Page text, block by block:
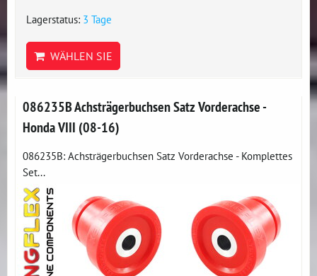
Lagerstatus: 3 Tage
WÄHLEN SIE
086235B Achsträgerbuchsen Satz Vorderachse -
Honda VIII (08-16)
086235B: Achsträgerbuchsen Satz Vorderachse - Komplettes
Set...